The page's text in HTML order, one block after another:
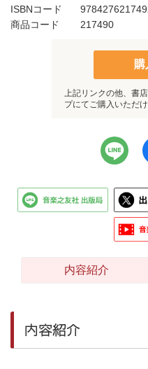
ISBNコード
商品コード
217490
購
上記リンクの他、書
プにてご購入いただけ
内容紹介
内容紹介